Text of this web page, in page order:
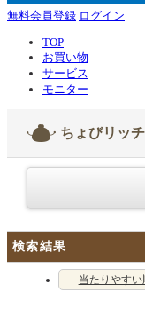
無料会員登録 ログイン
TOP
お買い物
サービス
モニター
ちょびリッ
検索結果
当たりやすい